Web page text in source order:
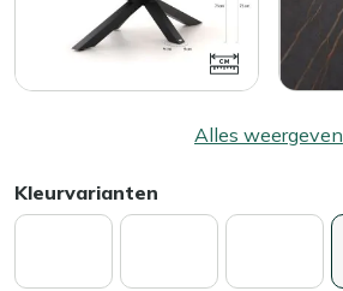
Alles weergeven
Kleurvarianten